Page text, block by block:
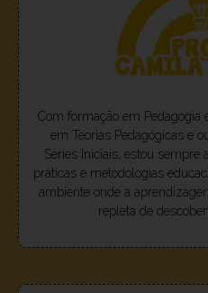
Com formação em Pedagogia
em Teorias Pedagógicas e
Séries Iniciais, estou
práticas e metodologias
ambiente onde a
repleta de